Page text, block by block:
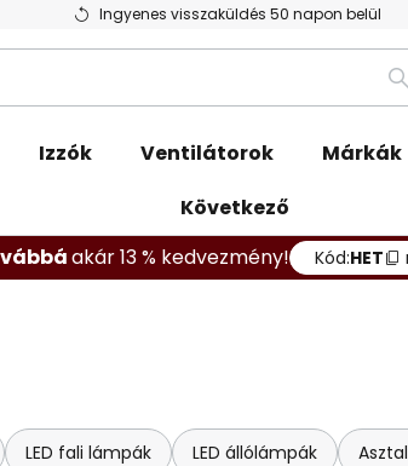
Ingyenes visszaküldés 50 napon belül
Izzók Ventilátorok Márkák
Következő
akár 13 % kedvezmény! Kód:HET
LED fali lámpák LED állólámpák